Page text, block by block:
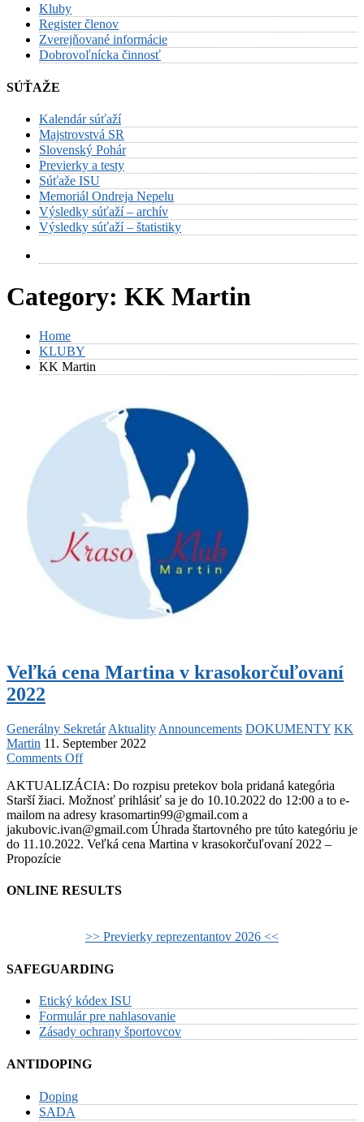
Kluby
Register členov
Zverejňované informácie
Dobrovoľnícka činnosť
SÚŤAŽE
Kalendár súťaží
Majstrovstvá SR
Slovenský Pohár
Previerky a testy
Súťaže ISU
Memoriál Ondreja Nepelu
Výsledky súťaží – archív
Výsledky súťaží – štatistiky
Category: KK Martin
Home
KLUBY
KK Martin
Veľká cena Martina v krasokorčuľovaní
2022
Generálny Sekretár Aktuality Announcements DOKUMENTY KK
Martin 11. September 2022
Comments Offon
cena
Martina
v
krasokorčuľovaní
2022
AKTUALIZÁCIA: Do rozpisu pretekov bola pridaná kategória
Starší žiaci. Možnosť prihlásiť sa je do 10.10.2022 do 12:00 a to e-
mailom na adresy krasomartin99@gmail.com a
jakubovic.ivan@gmail.com Úhrada štartovného pre túto kategóriu je
do 11.10.2022. Veľká cena Martina v krasokorčuľovaní 2022 –
Propozície
ONLINE RESULTS
>> Previerky reprezentantov 2026 <<
SAFEGUARDING
Etický kódex ISU
Formulár pre nahlasovanie
Zásady ochrany športovcov
ANTIDOPING
Doping
SADA